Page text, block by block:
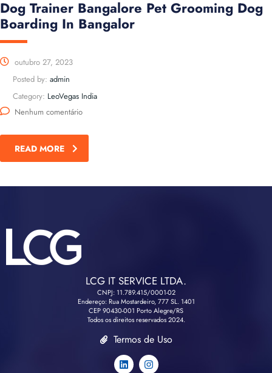
Dog Trainer Bangalore Pet Grooming Dog
Boarding In Bangalor
outubro 27, 2023
Posted by: admin
Category: LeoVegas India
Nenhum comentário
READ MORE
LCG IT SERVICE LTDA.
CNPJ: 11.789.415/0001-02
Endereço: Rua Mostardeiro, 777 SL. 1401
CEP 90430-001 Porto Alegre/RS
Todos os direitos reservados 2024.
Termos de Uso